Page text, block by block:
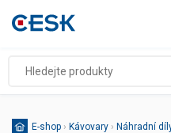
E-shop › Kávovary › Náhradní